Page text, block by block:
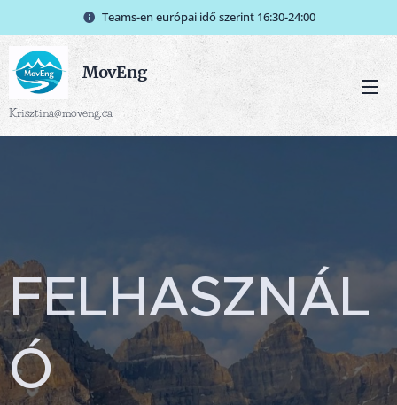
Teams-en európai idő szerint 16:30-24:00
MovEng
Krisztina@moveng.ca
FELHASZNÁL
Ó